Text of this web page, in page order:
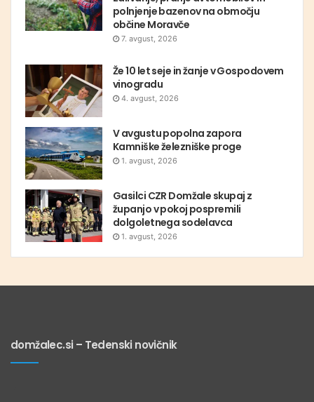
polnjenje bazenov na območju
občine Moravče
7. avgust, 2026
Že 10 let seje in žanje v Gospodovem
vinogradu
4. avgust, 2026
V avgustu popolna zapora
Kamniške železniške proge
1. avgust, 2026
Gasilci CZR Domžale skupaj z
županjo v pokoj pospremili
dolgoletnega sodelavca
1. avgust, 2026
domžalec.si – Tedenski novičnik